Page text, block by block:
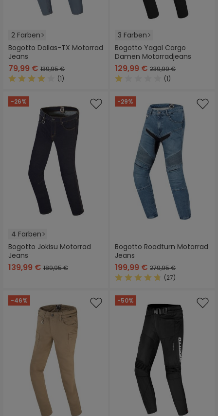
2 Farben
Bogotto Dallas-TX Motorrad
Jeans
79,99 € 139,95 €
(1)
3 Farben
Bogotto Yagal Cargo
Damen Motorradjeans
129,99 € 239,99 €
(1)
-26%
4 Farben
Bogotto Jokisu Motorrad
Jeans
139,99 € 189,95 €
-29%
Bogotto Roadturn Motorrad
Jeans
199,99 € 279,95 €
(27)
-46% -50%